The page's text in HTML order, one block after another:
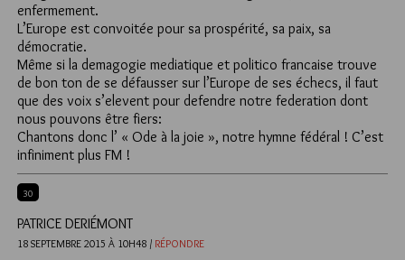
enfermement.
L’Europe est convoitée pour sa prospérité, sa paix, sa
démocratie.
Même si la demagogie mediatique et politico francaise trouve
de bon ton de se défausser sur l’Europe de ses échecs, il faut
que des voix s’elevent pour defendre notre federation dont
nous pouvons être fiers:
Chantons donc l’ « Ode à la joie », notre hymne fédéral ! C’est
infiniment plus FM !
30
PATRICE DERIÉMONT
18 SEPTEMBRE 2015 À 10H48 / RÉPONDRE